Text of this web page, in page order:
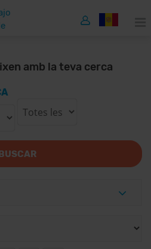
amb la teva cerca